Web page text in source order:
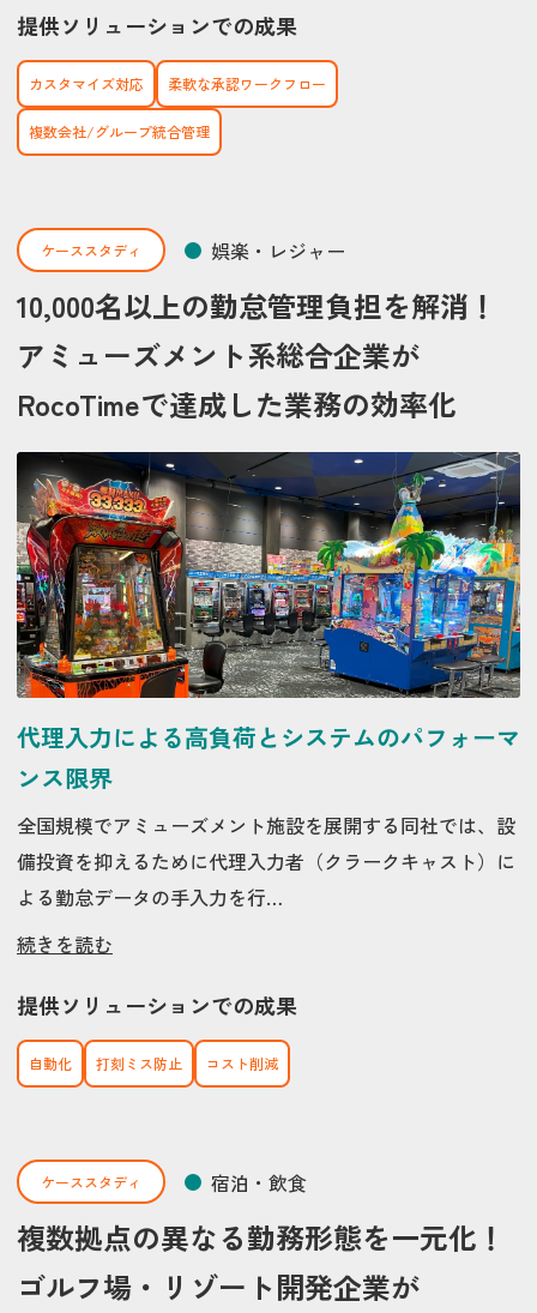
提供ソリューションでの成果
カスタマイズ対応 柔軟な承認ワークフロー
複数会社/グループ統合管理
ケーススタディ 娯楽・レジャー
10,000名以上の勤怠管理負担を解消！
アミューズメント系総合企業が
RocoTimeで達成した業務の効率化
代理入力による高負荷とシステムのパフォーマ
ンス限界
全国規模でアミューズメント施設を展開する同社では、設
備投資を抑えるために代理入力者（クラークキャスト）に
よる勤怠データの手入力を行…
続きを読む
提供ソリューションでの成果
自動化 打刻ミス防止 コスト削減
ケーススタディ 宿泊・飲食
複数拠点の異なる勤務形態を一元化！
ゴルフ場・リゾート開発企業が